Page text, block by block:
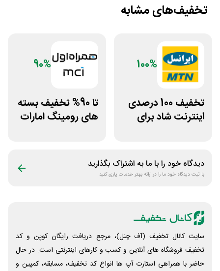
تخفیف‌های مشابه
100%
تخفیف 100 درصدی
اینترنت شاد برای
90%
تا 90% تخفیف بسته
های رومینگ امارات
دیدگاه خود را با ما به اشتراک بگذارید
با ثبت دیدگاه خود ما را در ارائه بهتر خدمات یاری کنید
سایت کانال تخفیف (آف چنل)، مرجع دریافت رایگان کوپن و کد
تخفیف فروشگاه های آنلاین و کسب و‌ کارهای اینترنتی است. در حال
حاضر با همراهی استارت آپ ها انواع کد تخفیف، مسابقه، کمپین و